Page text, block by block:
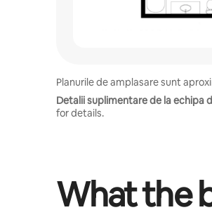
Planurile de amplasare sunt
Detalii suplimentare de la echipa
for details.
What the